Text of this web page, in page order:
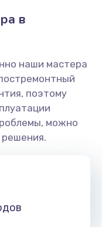
в
наши мастера
поэтому
можно
решения.